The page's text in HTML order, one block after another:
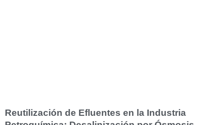
Reutilización de Efluentes en la Industria